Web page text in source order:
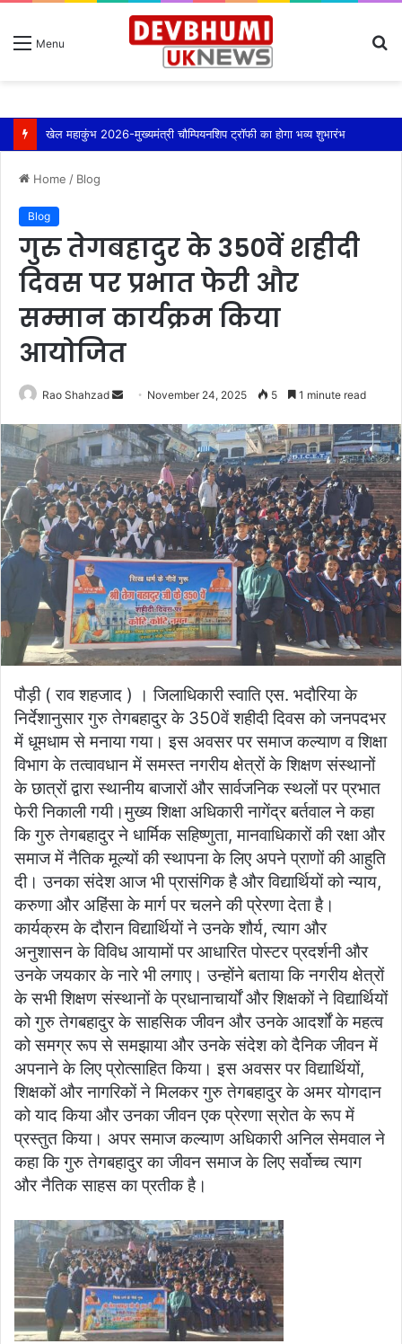
Menu
खेल महाकुंभ 2026-मुख्यमंत्री चौम्पियनशिप ट्रॉफी का होगा भव्य शुभारंभ
Home / Blog
Blog
गुरु तेगबहादुर के 350वें शहीदी
दिवस पर प्रभात फेरी और
सम्मान कार्यक्रम किया
आयोजित
Rao Shahzad
Send
email
November 24, 2025 5 1 minute read
पौड़ी ( राव शहजाद ) । जिलाधिकारी स्वाति एस. भदौरिया के
निर्देशानुसार गुरु तेगबहादुर के 350वें शहीदी दिवस को जनपदभर
में धूमधाम से मनाया गया। इस अवसर पर समाज कल्याण व शिक्षा
विभाग के तत्वावधान में समस्त नगरीय क्षेत्रों के शिक्षण संस्थानों
के छात्रों द्वारा स्थानीय बाजारों और सार्वजनिक स्थलों पर प्रभात
फेरी निकाली गयी।मुख्य शिक्षा अधिकारी नागेंद्र बर्तवाल ने कहा
कि गुरु तेगबहादुर ने धार्मिक सहिष्णुता, मानवाधिकारों की रक्षा और
समाज में नैतिक मूल्यों की स्थापना के लिए अपने प्राणों की आहुति
दी। उनका संदेश आज भी प्रासंगिक है और विद्यार्थियों को न्याय,
करुणा और अहिंसा के मार्ग पर चलने की प्रेरणा देता है।
कार्यक्रम के दौरान विद्यार्थियों ने उनके शौर्य, त्याग और
अनुशासन के विविध आयामों पर आधारित पोस्टर प्रदर्शनी और
उनके जयकार के नारे भी लगाए। उन्होंने बताया कि नगरीय क्षेत्रों
के सभी शिक्षण संस्थानों के प्रधानाचार्यों और शिक्षकों ने विद्यार्थियों
को गुरु तेगबहादुर के साहसिक जीवन और उनके आदर्शों के महत्व
को समग्र रूप से समझाया और उनके संदेश को दैनिक जीवन में
अपनाने के लिए प्रोत्साहित किया। इस अवसर पर विद्यार्थियों,
शिक्षकों और नागरिकों ने मिलकर गुरु तेगबहादुर के अमर योगदान
को याद किया और उनका जीवन एक प्रेरणा स्रोत के रूप में
प्रस्तुत किया। अपर समाज कल्याण अधिकारी अनिल सेमवाल ने
कहा कि गुरु तेगबहादुर का जीवन समाज के लिए सर्वोच्च त्याग
और नैतिक साहस का प्रतीक है।